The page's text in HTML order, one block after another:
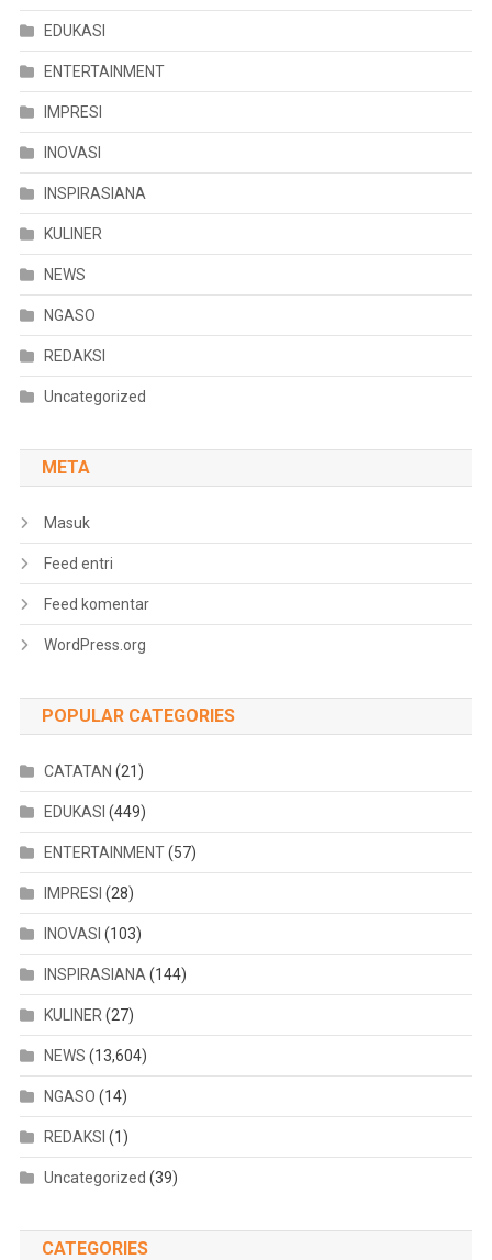
EDUKASI
ENTERTAINMENT
IMPRESI
INOVASI
INSPIRASIANA
KULINER
NEWS
NGASO
REDAKSI
Uncategorized
META
Masuk
Feed entri
Feed komentar
WordPress.org
POPULAR CATEGORIES
CATATAN (21)
EDUKASI (449)
ENTERTAINMENT(57)
IMPRESI (28)
INOVASI (103)
INSPIRASIANA (144)
KULINER (27)
NEWS (13,604)
NGASO (14)
REDAKSI (1)
Uncategorized (39)
CATEGORIES